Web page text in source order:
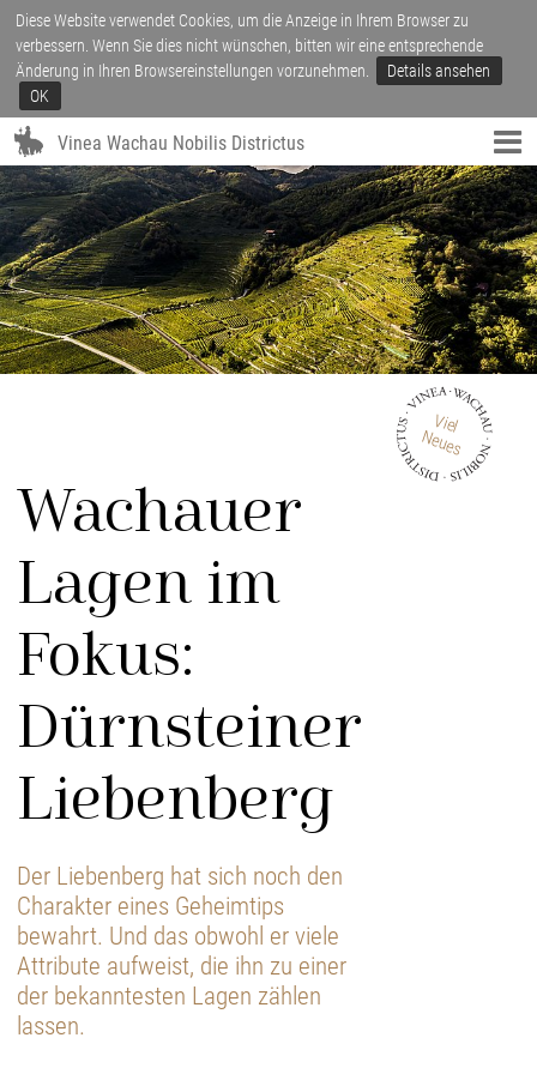
Diese Website verwendet Cookies, um die Anzeige in Ihrem Browser zu
verbessern. Wenn Sie dies nicht wünschen, bitten wir eine entsprechende
Änderung in Ihren Browsereinstellungen vorzunehmen.
Details ansehen
OK
Vinea Wachau Nobilis Districtus
Viel
Neues
Wachauer
Lagen im
Fokus:
Dürnsteiner
Liebenberg
Der Liebenberg hat sich noch den
Charakter eines Geheimtips
bewahrt. Und das obwohl er viele
Attribute aufweist, die ihn zu einer
der bekanntesten Lagen zählen
lassen.